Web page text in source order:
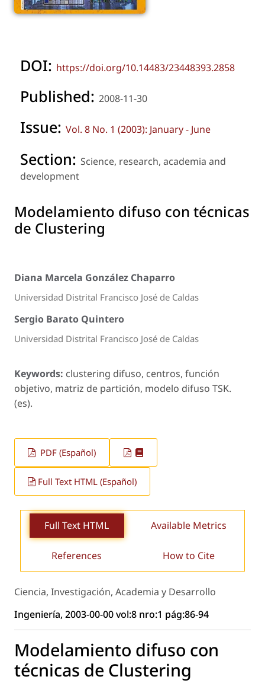
DOI: https://doi.org/10.14483/23448393.2858
Published: 2008-11-30
Issue: Vol. 8 No. 1 (2003): January - June
Section: Science, research, academia and
development
Modelamiento difuso con técnicas
de Clustering
Diana Marcela González Chaparro
Universidad Distrital Francisco José de Caldas
Sergio Barato Quintero
Universidad Distrital Francisco José de Caldas
Keywords: clustering difuso, centros, función
objetivo, matriz de partición, modelo difuso TSK.
(es).
PDF (Español)
Full Text HTML (Español)
Full Text HTML Available Metrics
References How to Cite
Ciencia, Investigación, Academia y Desarrollo
Ingeniería, 2003-00-00 vol:8 nro:1 pág:86-94
Modelamiento difuso con
técnicas de Clustering